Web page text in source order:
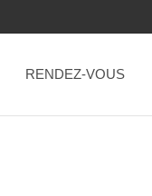
RENDEZ-VOUS